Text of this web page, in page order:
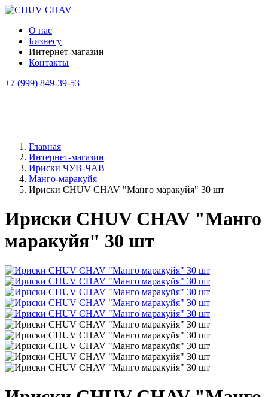
О нас
Бизнесу
Интернет-магазин
Контакты
+7 (999) 849-39-53
Главная
Интернет-магазин
Ириски ЧУВ-ЧАВ
Манго-маракуйя
Ириски CHUV CHAV "Манго маракуйя" 30 шт
Ириски CHUV CHAV "Манго
маракуйя" 30 шт